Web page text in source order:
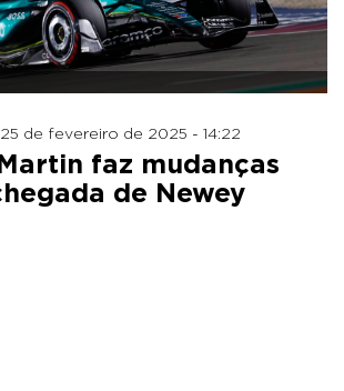
25 de fevereiro de 2025 - 14:22
faz mudanças
de Newey